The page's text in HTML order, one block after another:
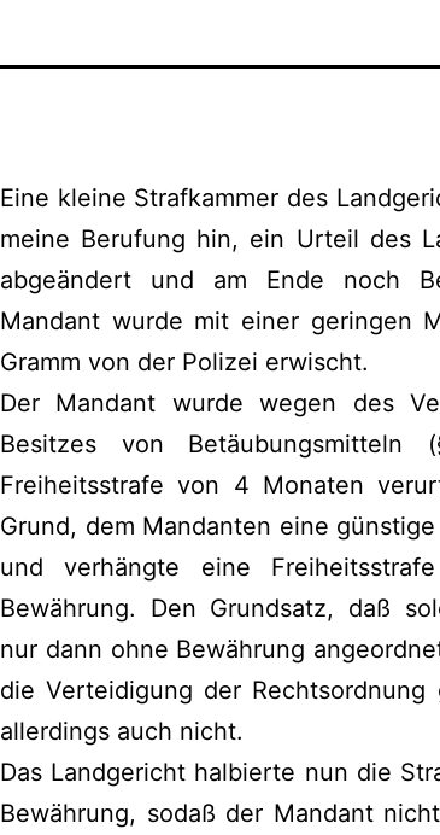
Eine kleine Strafkammer des
meine Berufung hin, ein Urteil des
abgeändert und am Ende noch
Mandant wurde mit einer geringen
Gramm von der Polizei erwischt.
Der Mandant wurde wegen des
Besitzes von
Freiheitsstrafe von 4 Monaten
Grund, dem Mandanten eine
und verhängte eine
Bewährung. Den Grundsatz, daß
nur dann ohne Bewährung
die Verteidigung der
allerdings auch nicht.
Das Landgericht halbierte nun die
Bewährung, sodaß der Mandant